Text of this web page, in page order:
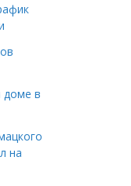
доме в
на